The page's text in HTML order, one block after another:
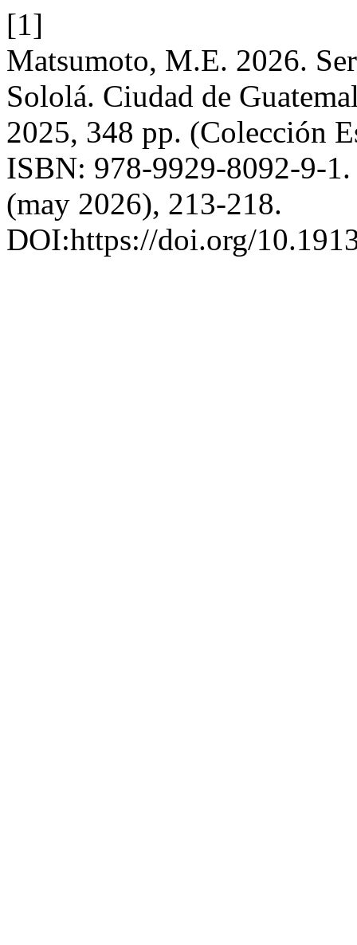
[1]
Matsumoto, M.E. 2026.
Sololá. Ciudad de
2025, 348 pp. (Colección
ISBN: 978-9929-8092-9-
(may 2026), 213-218.
DOI:https://doi.org/